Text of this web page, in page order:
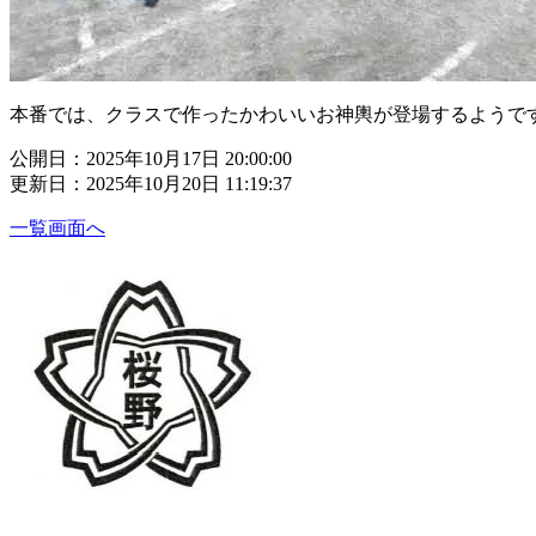
本番では、クラスで作ったかわいいお神輿が登場するようで
公開日：2025年10月17日 20:00:00
更新日：2025年10月20日 11:19:37
一覧画面へ